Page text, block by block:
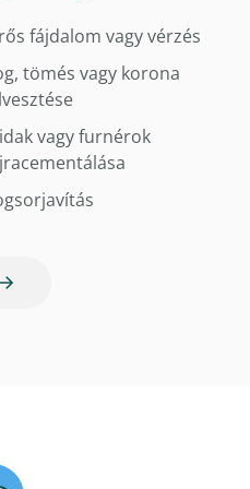
fájdalom vagy vérzés
tömés vagy korona
vagy furnérok